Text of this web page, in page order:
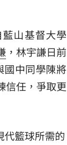
山基督大學
，林宇謙日前
國中同學陳將
信任，爭取更
代籃球所需的